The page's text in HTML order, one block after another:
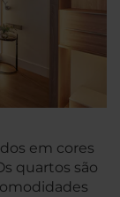
em cores
quartos são